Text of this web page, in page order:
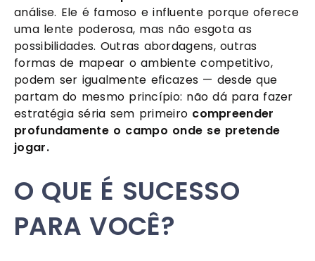
análise. Ele é famoso e influente porque oferece
uma lente poderosa, mas não esgota as
possibilidades. Outras abordagens, outras
formas de mapear o ambiente competitivo,
podem ser igualmente eficazes — desde que
partam do mesmo princípio: não dá para fazer
estratégia séria sem primeiro compreender
profundamente o campo onde se pretende
jogar.
O QUE É SUCESSO
PARA VOCÊ?